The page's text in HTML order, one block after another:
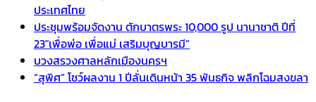
ประเทศไทย
ประชุมพร้อมจัดงาน ตักบาตรพระ 10,000 รูป นานาชาติ ปีที่
23″เพื่อพ่อ เพื่อแม่ เสริมบุญบารมี”
บวงสรวงศาลหลักเมืองนครฯ
“สุพิศ” โชว์ผลงาน 1 ปีลั่นเดินหน้า 35 พันธกิจ พลิกโฉมสงขลา